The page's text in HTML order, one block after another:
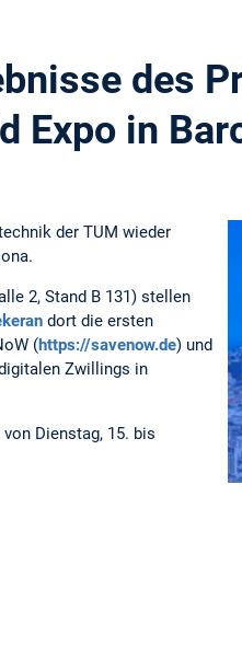
des
Expo in
der TUM wieder
2, Stand B 131) stellen
dort die ersten
(https://savenow.de) und
Zwillings in
Dienstag, 15. bis